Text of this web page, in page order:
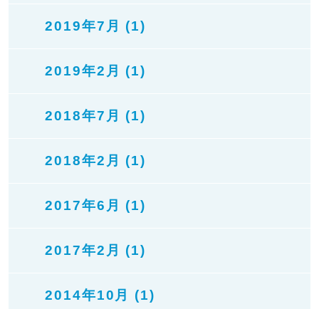
2019年7月 (1)
2019年2月 (1)
2018年7月 (1)
2018年2月 (1)
2017年6月 (1)
2017年2月 (1)
2014年10月 (1)